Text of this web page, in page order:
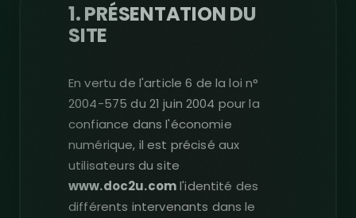
1. PRÉSENTATION DU
SITE
En vertu de l'article 6 de la loi n°
2004-575 du 21 juin 2004 pour la
confiance dans l'économie
numérique, il est précisé aux
utilisateurs du site
www.doc2u.coml'identité des
différents intervenants dans le